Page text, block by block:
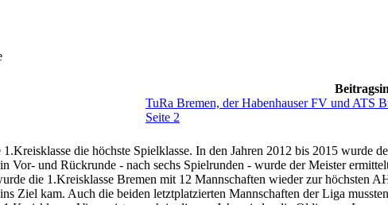
TuRa Bremen, der Habenhauser FV und ATS
Seite 2
die höchste Spielklasse. In den Jahren 2012 bis 2015 wurde
und Rückrunde - nach sechs Spielrunden - wurde der Meister
die 1.Kreisklasse Bremen mit 12 Mannschaften wieder zur höchsten
kam. Auch die beiden letztplatzierten Mannschaften der Liga